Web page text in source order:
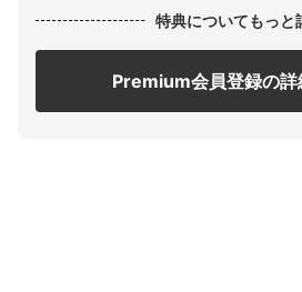
特典についてもっと
Premium会員登録の詳